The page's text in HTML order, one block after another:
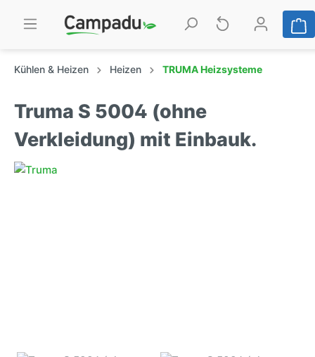
Kühlen & Heizen Heizen TRUMA Heizsysteme
Truma S 5004 (ohne
Verkleidung) mit Einbauk.